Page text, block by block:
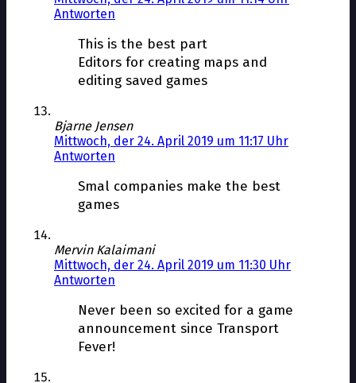
Antworten
This is the best part
Editors for creating maps and
editing saved games
Bjarne Jensen
Mittwoch, der 24. April 2019 um 11:17 Uhr
Antworten
Smal companies make the best
games
Mervin Kalaimani
Mittwoch, der 24. April 2019 um 11:30 Uhr
Antworten
Never been so excited for a game
announcement since Transport
Fever!